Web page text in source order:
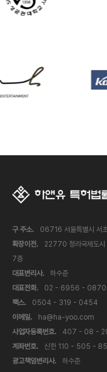
구 주소.
06716 서울특별시 서
확장이전.
22770 청라국제도시
7층
대표변리사.
하수준
대표전화.
02 - 6956 - 0870
팩스.
0504 - 319 - 0454
이메일.
ha@ha-yoo.com
사업자등록번호.
407 - 08 -
계좌번호.
신한 110 - 505 -
광고책임변리사.
하수준